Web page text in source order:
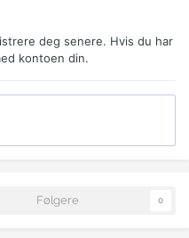
deg senere. Hvis du har
kontoen din.
Følgere 0